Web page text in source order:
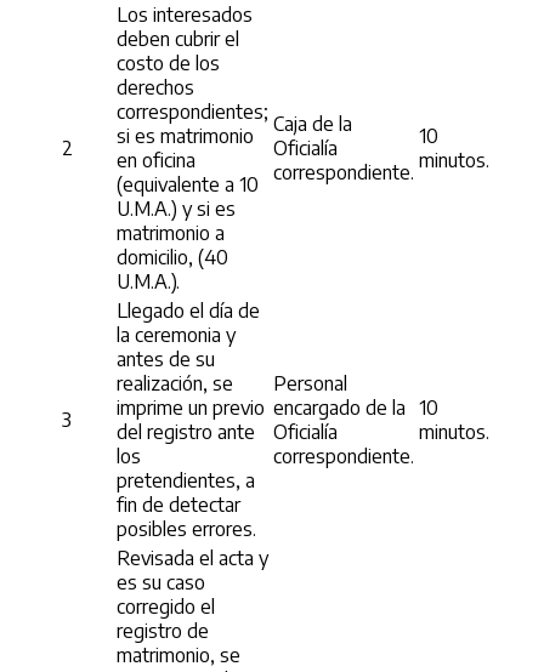
2
Los interesados
deben cubrir el
costo de los
derechos
correspondientes;
si es matrimonio
en oficina
(equivalente a 10
U.M.A.) y si es
matrimonio a
domicilio, (40
U.M.A.).
Caja de la
Oficialía
correspondiente.
10
minutos.
3
Llegado el día de
la ceremonia y
antes de su
realización, se
imprime un previo
del registro ante
los
pretendientes, a
fin de detectar
posibles errores.
Personal
encargado de la
Oficialía
correspondiente.
10
minutos.
Revisada el acta y
es su caso
corregido el
registro de
matrimonio, se